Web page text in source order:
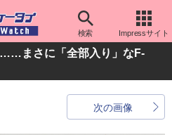
検索 Impressサイト
まさに「全部入り」なF-
次の画像